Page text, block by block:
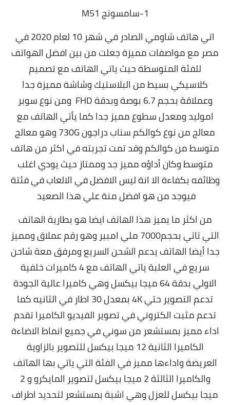
1-سامسونج M51
اتي هاتف شاومي الصادر في شهر 10 لعام 2020 في
مصر مع مواصفات مميزة جعلت من بين افضل الهواتف
للفئة المتوسطة حيث ياتي الهاتف مع تصميم
كلاسيكي بسيط من البلاستيك وشاشة مميزة جدا
وعملاقة بحجم 6.7 بوصة وبدقة FHD ومن نوع سوبر
اموليد ومعدل سطوع مميز جدا كما يأتي الهاتف مع
معالج من نوع كوالكم سناب دراجون 730G وهو معالج
متوسط من كوالكم وقد تمت تجربته في اكثر من هاتف
متوسط وكان أداؤه مميز جد وممتاز حيث يودي اغلب
وظائفه بكفاءة الا انة ليس الافضل في الالعاب في فئتة
فيوجد من هو افضل منة علي هذا الصعيد
من اكثر ما يميز هذا الهاتف ايضا هو بطارية الهاتف
التي تاتي بحجم7000 ملي امبير وهو رقم عملاق ومميز
جدا أيضا الهاتف يدعم الشحن السريع ومرفق معة شاحن
سريع في العلبة ياتي الهاتف مع 4 كاميرات خلفية
الاولي بدقة 64 ميجا بيكسل وهي كاميرا عالية الجودة
تدعم التصوير حتي 4K بمعدل 30 اطار في الثانيه كما
تدعم مثبت الكتروني في تصوير الفيديو الكاميرا تقدم
اداء مميز بمستشعر من سوني في جميع انماط الاضاءة
الكاميرا الثانية 12 ميجا بيكسل للتصوير بالزاوية
العريضة واداءها مميز في الفئة التي ياتي بها الهاتف
والكاميرا الثالثة 2 ميجا بيكسل لتصوير المايكرو و 2
ميجا بيكسل للعزل وهي اشبة بمستشعر لتحديد اطراف